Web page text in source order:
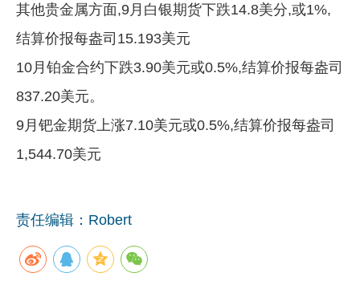
其他贵金属方面,9月白银期货下跌14.8美分,或1%,
结算价报每盎司15.193美元
10月铂金合约下跌3.90美元或0.5%,结算价报每盎司
837.20美元。
9月钯金期货上涨7.10美元或0.5%,结算价报每盎司
1,544.70美元
责任编辑：Robert